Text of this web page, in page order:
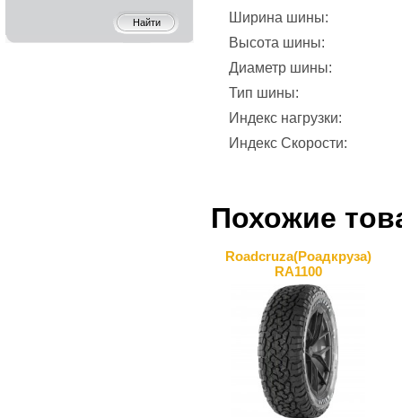
Ширина шины:
Высота шины:
Диаметр шины:
Тип шины:
Индекс нагрузки:
Индекс Скорости:
Похожие
Roadcruza(Роадкруза)
RA1100